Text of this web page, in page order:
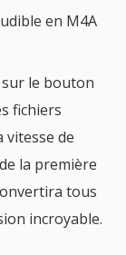
en M4A
le bouton
fichiers
vitesse de
la première
tous
incroyable.